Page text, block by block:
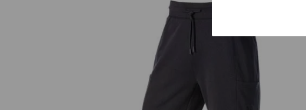
Teplákové šortky light e.s.trail